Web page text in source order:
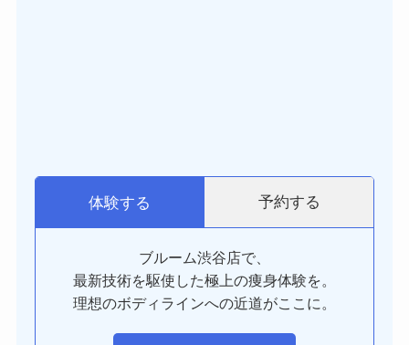
体験する 予約する
ブルーム渋谷店で、
最新技術を駆使した極上の痩身体験を。
理想のボディラインへの近道がここに。